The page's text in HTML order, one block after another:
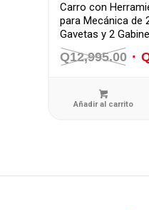
Carro con
para Mecánica de
Gavetas y 2
Q12,995.00 El
era:
Añadir al carrito